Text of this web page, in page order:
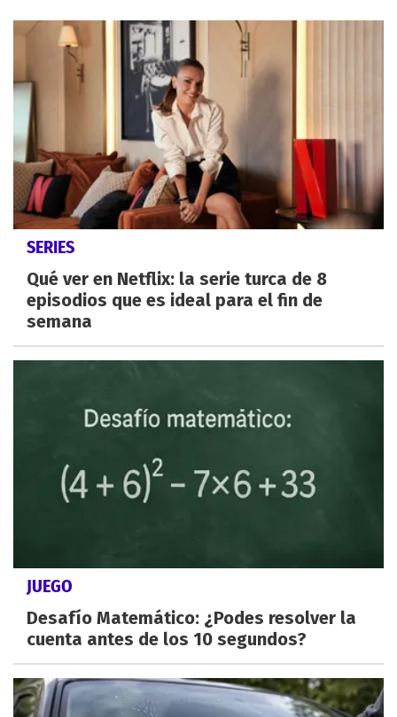
SERIES
Qué ver en Netflix: la serie turca de 8
episodios que es ideal para el fin de
semana
JUEGO
Desafío Matemático: ¿Podes resolver la
cuenta antes de los 10 segundos?